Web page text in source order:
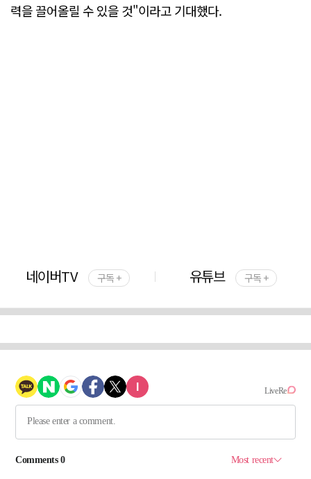
력을 끌어올릴 수 있을 것"이라고 기대했다.
네이버TV 구독 + 유튜브 구독 +